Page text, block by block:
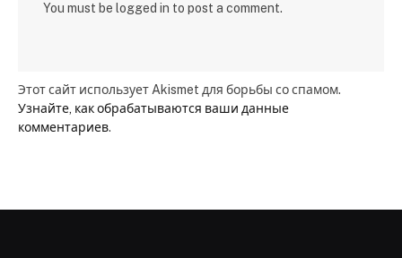
You must be logged in to post a comment.
Этот сайт использует Akismet для борьбы со спамом.
Узнайте, как обрабатываются ваши данные
комментариев.